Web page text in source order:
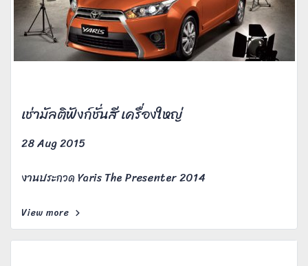
เช่ามัลติฟังก์ชั่นสี เครื่องใหญ่
28 Aug 2015
งานประกวด Yaris The Presenter 2014
View more